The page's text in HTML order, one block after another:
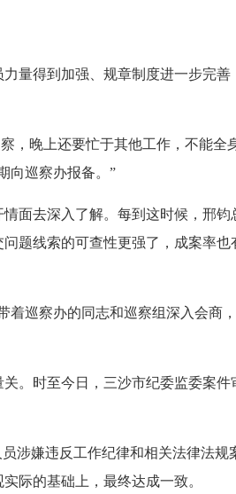
量得到加强、规章制度进一步完善
，晚上还要忙于其他工作，不能全
向巡察办报备。”
面去深入了解。每到这时候，邢钧
题线索的可查性更强了，成案率也
巡察办的同志和巡察组深入会商，
。时至今日，三沙市纪委监委案件
涉嫌违反工作纪律和相关法律法规
际的基础上，最终达成一致。